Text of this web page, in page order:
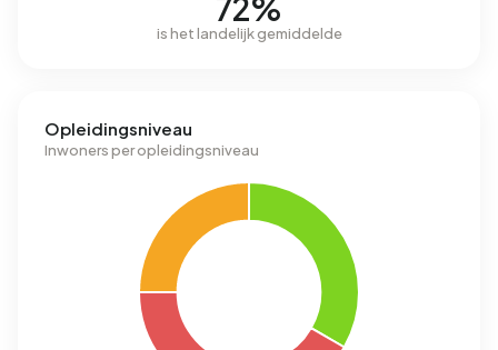
72%
is het landelijk gemiddelde
Opleidingsniveau
Inwoners per opleidingsniveau